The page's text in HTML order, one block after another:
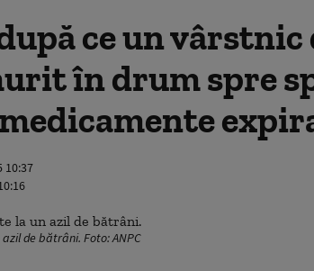
ce un vârstnic
în drum spre
10:37
de bătrâni. Foto: ANPC